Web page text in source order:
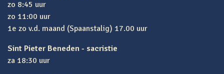
zo 8:45 uur
zo 11:00 uur
1e zo v.d. maand (Spaanstalig) 17.00 uur
Sint Pieter Beneden - sacristie
za 18:30 uur